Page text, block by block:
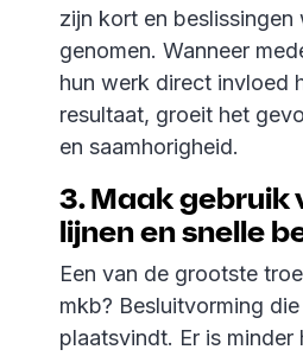
zijn kort en beslissingen
genomen. Wanneer
hun werk direct invloed
resultaat, groeit het
en saamhorigheid.
3. Maak gebruik
lijnen en snelle
Een van de grootste
mkb? Besluitvorming
plaatsvindt. Er is minder